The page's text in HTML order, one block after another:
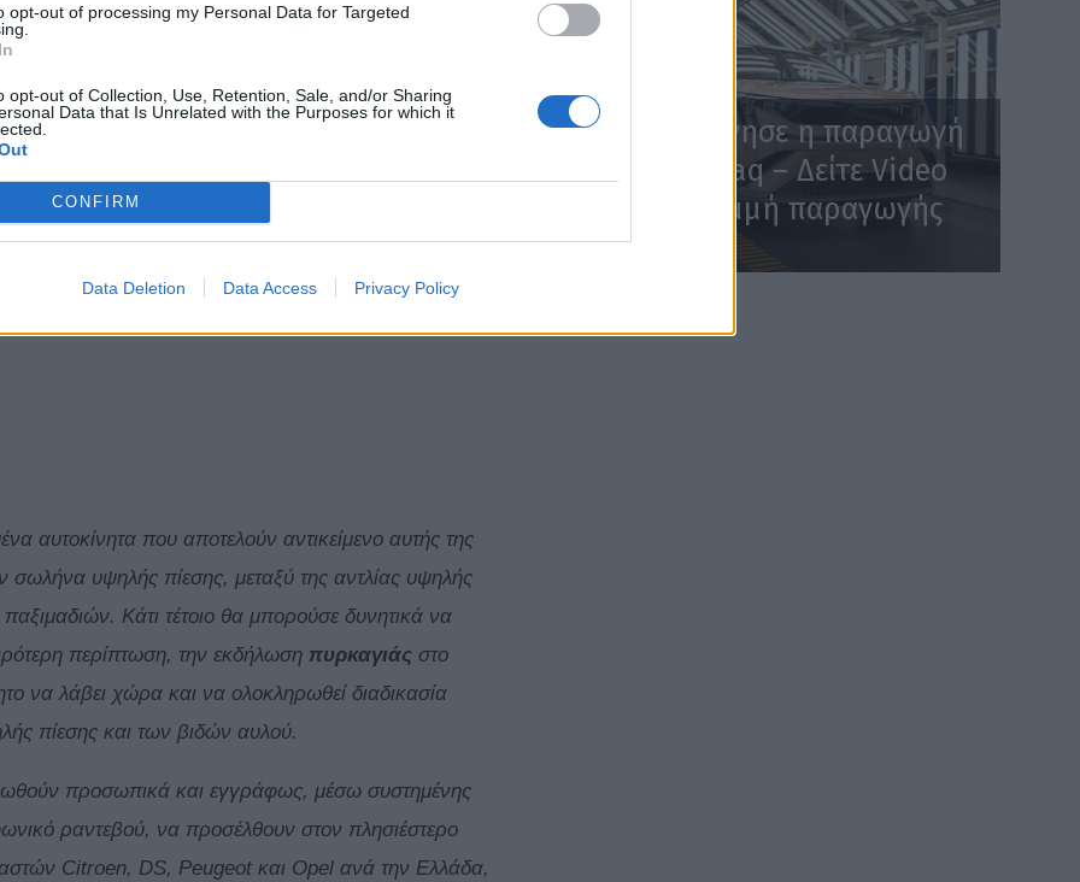
opt-out of processing my Personal Data for Targeted
opt-out of Collection, Use, Retention, Sale, and/or Sharing
Data that Is Unrelated with the Purposes for which it
CONFIRM
Data Deletion Data Access Privacy Policy
σύσφιξη παξιμαδιών σύνδεσης του σωλήνα υψηλής
περιλαμβάνει αυτοκίνητα με ημερομηνία
ανέρχεται σε 13.115 οχήματα και
Opel.
αυτοκίνητα που αποτελούν αντικείμενο αυτής της
σωλήνα υψηλής πίεσης, μεταξύ της αντλίας υψηλής
Κάτι τέτοιο θα μπορούσε δυνητικά να
περίπτωση, την εκδήλωση πυρκαγιάς στο
να λάβει χώρα και να ολοκληρωθεί διαδικασία
πίεσης και των βιδών αυλού.
προσωπικά και εγγράφως, μέσω συστημένης
ραντεβού, να προσέλθουν στον πλησιέστερο
Citroen, DS, Peugeot και Opel ανά την Ελλάδα,
Skoda: Ξεκίνησε η παραγωγή
του νέου Peaq – Δείτε Video
από τη γραμμή παραγωγής
WEB TV